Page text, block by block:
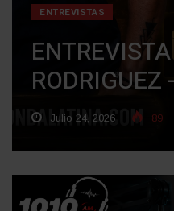
ENTREVISTAS
Julio 24, 2026 89